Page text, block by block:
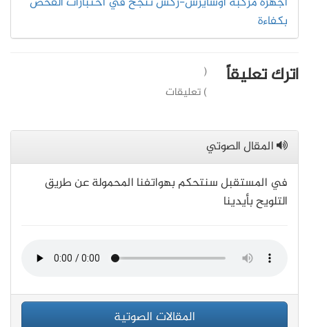
بكفاءة
اترك تعليقاً
(
) تعليقات
المقال الصوتي
في المستقبل سنتحكم بهواتفنا المحمولة عن طريق
التلويح بأيدينا
المقالات الصوتية